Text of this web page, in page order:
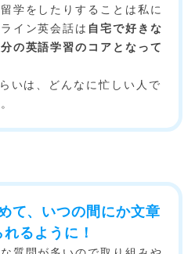
学をしたりすることは私に
イン英会話は 自宅で好きな
の英語学習のコアとなって
いは、どんなに忙しい人で
て、いつの間にか文章
るように！